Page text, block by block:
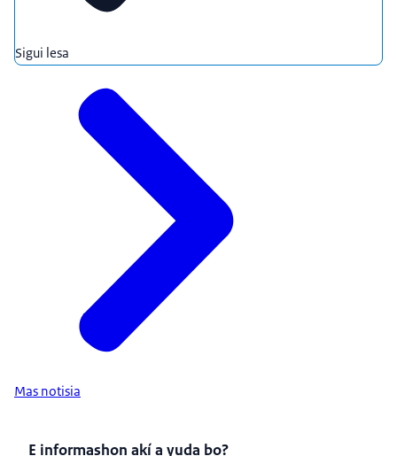
Sigui lesa
Mas notisia
E informashon akí a yuda bo?